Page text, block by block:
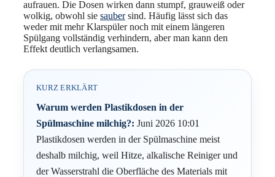
aufrauen. Die Dosen wirken dann stumpf, grauweiß oder
wolkig, obwohl sie saubersind. Häufig lässt sich das
weder mit mehr Klarspüler noch mit einem längeren
Spülgang vollständig verhindern, aber man kann den
Effekt deutlich verlangsamen.
KURZ ERKLÄRT
Warum werden Plastikdosen in der
Spülmaschine milchig?: Juni 2026 10:01
Plastikdosen werden in der Spülmaschine meist
deshalb milchig, weil Hitze, alkalische Reiniger und
der Wasserstrahl die Oberfläche des Materials mit